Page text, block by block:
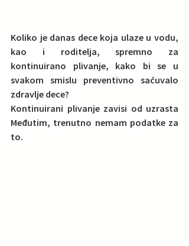
Koliko je danas dece koja ulaze u vodu,
kao i roditelja, spremno za
kontinuirano plivanje, kako bi se u
svakom smislu preventivno sačuvalo
zdravlje dece?
Kontinuirani plivanje zavisi od uzrasta
Međutim, trenutno nemam podatke za
to.